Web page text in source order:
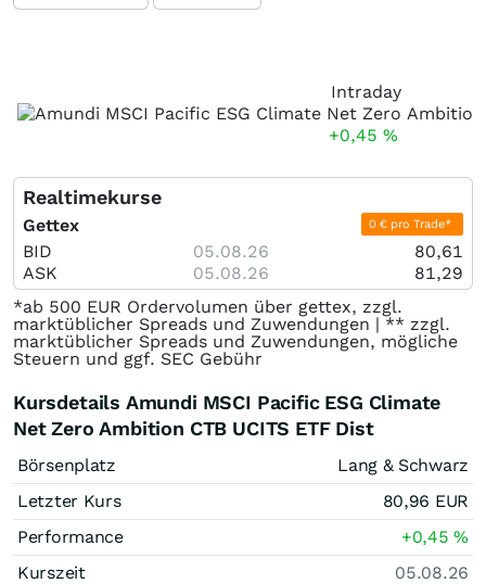
Intraday
+0,45 %
Realtimekurse
Gettex 0 € pro Trade*
BID 05.08.26
80,61
ASK
05.08.26
81,29
*ab 500 EUR Ordervolumen über gettex, zzgl.
marktüblicher Spreads und Zuwendungen | ** zzgl.
marktüblicher Spreads und Zuwendungen, mögliche
Steuern und ggf. SEC Gebühr
Kursdetails Amundi MSCI Pacific ESG Climate
Net Zero Ambition CTB UCITS ETF Dist
Börsenplatz
Lang & Schwarz
Letzter Kurs
80,96 EUR
Performance
+0,45%
Kurszeit
05.08.26